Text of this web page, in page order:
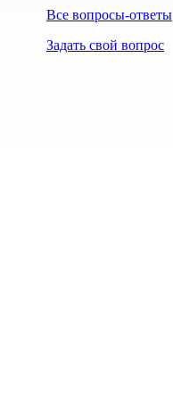
Все вопросы-ответы
Задать свой вопрос